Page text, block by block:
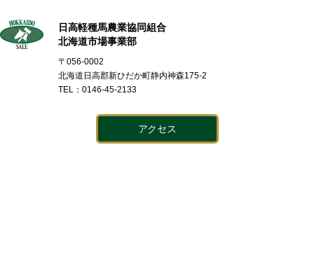
日高軽種馬農業協同組合
北海道市場事業部
〒056-0002
北海道日高郡新ひだか町静内神森175-2
TEL：0146-45-2133
アクセス